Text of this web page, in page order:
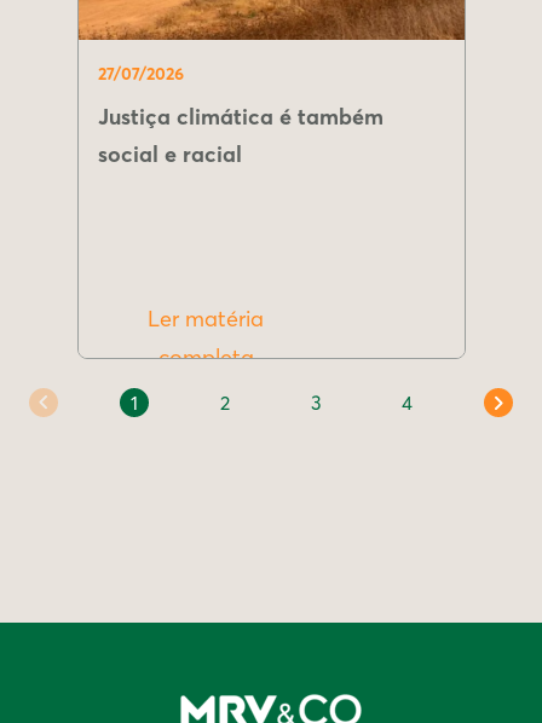
27/07/2026
Justiça climática é também
social e racial
Ler matéria
completa
1 2 3 4